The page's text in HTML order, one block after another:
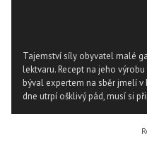
Tajemství síly obyvatel malé
lektvaru. Recept na jeho
býval expertem na sběr jmelí
dne utrpí ošklivý pád, musí si